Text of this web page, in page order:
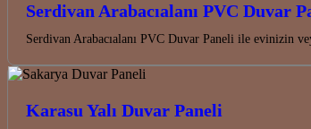
Serdivan Arabacıalanı PVC Duvar
Serdivan Arabacıalanı PVC Duvar Paneli ile evinizin
Karasu Yalı Duvar Paneli